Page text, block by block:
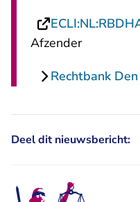
Afzender
Rechtbank
Deel dit nieuwsbericht: